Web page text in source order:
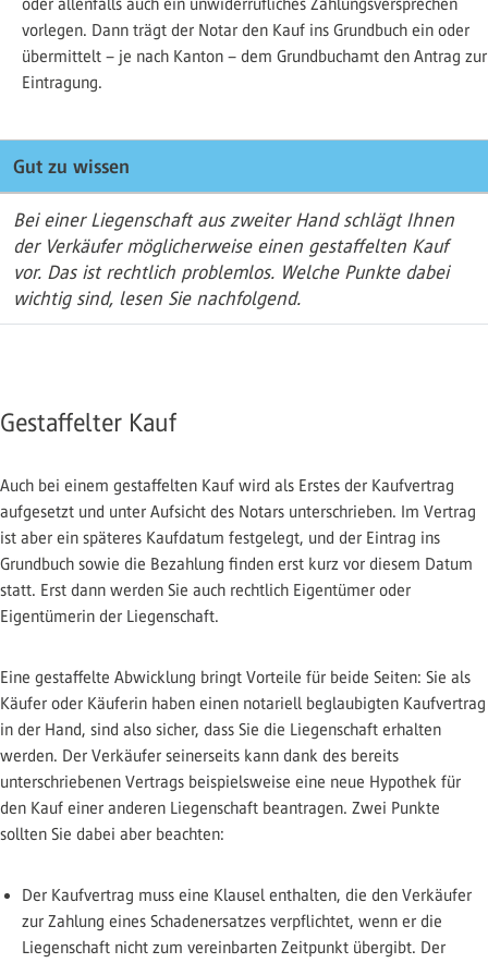
oder allenfalls auch ein unwiderrufliches Zahlungsversprechen
vorlegen. Dann trägt der Notar den Kauf ins Grundbuch ein oder
übermittelt – je nach Kanton – dem Grundbuchamt den Antrag zur
Eintragung.
Gut zu wissen
Bei einer Liegenschaft aus zweiter Hand schlägt Ihnen
der Verkäufer möglicherweise einen gestaffelten Kauf
vor. Das ist rechtlich problemlos. Welche Punkte dabei
wichtig sind, lesen Sie nachfolgend.
Gestaffelter Kauf
Auch bei einem gestaffelten Kauf wird als Erstes der Kaufvertrag
aufgesetzt und unter Aufsicht des Notars unterschrieben. Im Vertrag
ist aber ein späteres Kaufdatum festgelegt, und der Eintrag ins
Grundbuch sowie die Bezahlung finden erst kurz vor diesem Datum
statt. Erst dann werden Sie auch rechtlich Eigentümer oder
Eigentümerin der Liegenschaft.
Eine gestaffelte Abwicklung bringt Vorteile für beide Seiten: Sie als
Käufer oder Käuferin haben einen notariell beglaubigten Kaufvertrag
in der Hand, sind also sicher, dass Sie die Liegenschaft erhalten
werden. Der Verkäufer seinerseits kann dank des bereits
unterschriebenen Vertrags beispielsweise eine neue Hypothek für
den Kauf einer anderen Liegenschaft beantragen. Zwei Punkte
sollten Sie dabei aber beachten:
Der Kaufvertrag muss eine Klausel enthalten, die den Verkäufer
zur Zahlung eines Schadenersatzes verpflichtet, wenn er die
Liegenschaft nicht zum vereinbarten Zeitpunkt übergibt. Der